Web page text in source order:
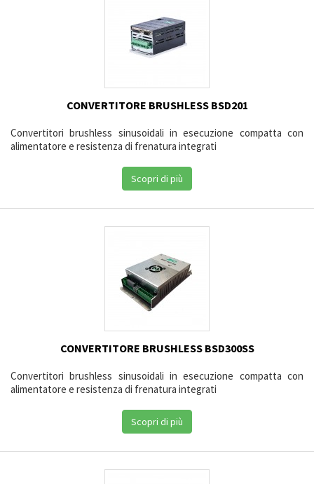
CONVERTITORE BRUSHLESS BSD201
Convertitori brushless sinusoidali in esecuzione compatta con
alimentatore e resistenza di frenatura integrati
Scopri di più
CONVERTITORE BRUSHLESS BSD300SS
Convertitori brushless sinusoidali in esecuzione compatta con
alimentatore e resistenza di frenatura integrati
Scopri di più